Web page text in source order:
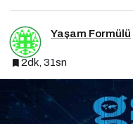
Yaşam Formülü
2dk, 31sn